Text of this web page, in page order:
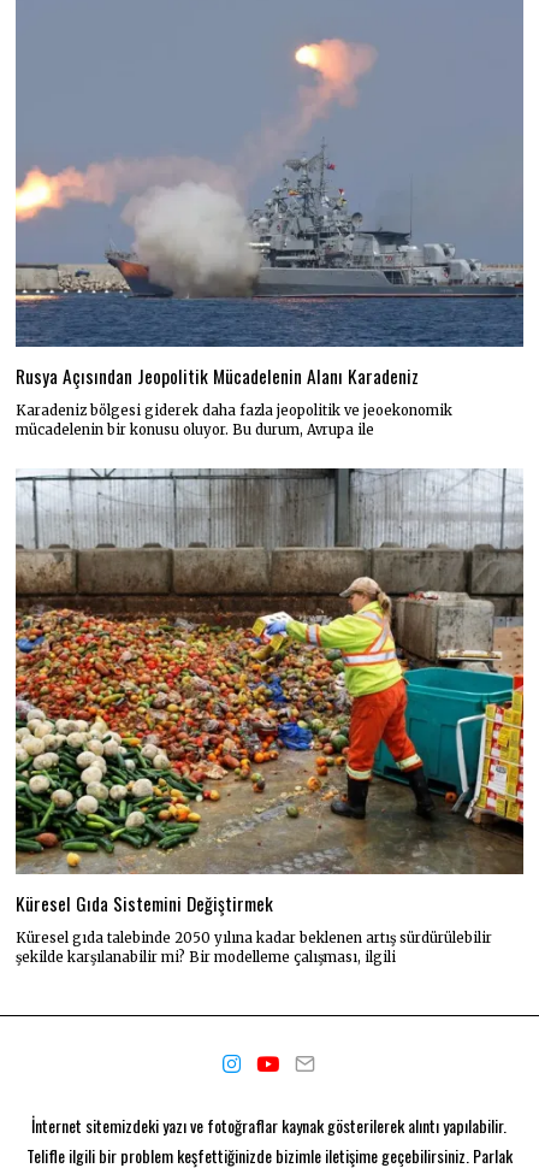
Rusya Açısından Jeopolitik Mücadelenin Alanı Karadeniz
Karadeniz bölgesi giderek daha fazla jeopolitik ve jeoekonomik
mücadelenin bir konusu oluyor. Bu durum, Avrupa ile
Küresel Gıda Sistemini Değiştirmek
Küresel gıda talebinde 2050 yılına kadar beklenen artış sürdürülebilir
şekilde karşılanabilir mi? Bir modelleme çalışması, ilgili
İnternet sitemizdeki yazı ve fotoğraflar kaynak gösterilerek alıntı yapılabilir.
Telifle ilgili bir problem keşfettiğinizde bizimle iletişime geçebilirsiniz. Parlak